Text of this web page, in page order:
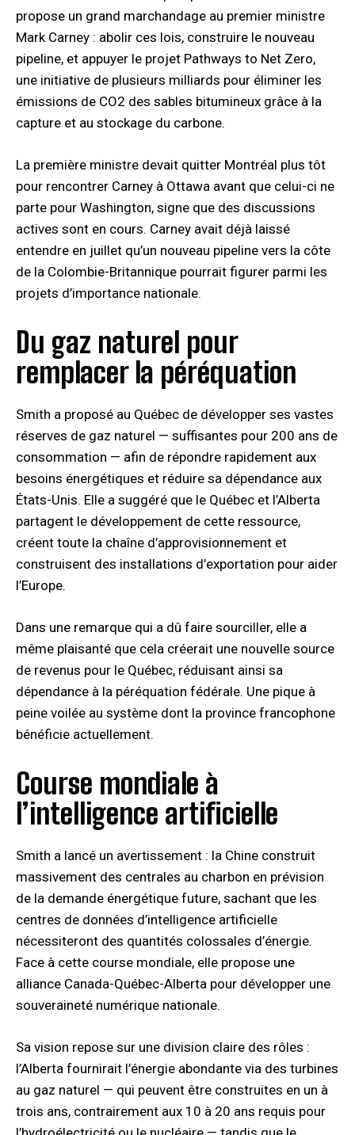
propose un grand marchandage au premier ministre
Mark Carney : abolir ces lois, construire le nouveau
pipeline, et appuyer le projet Pathways to Net Zero,
une initiative de plusieurs milliards pour éliminer les
émissions de CO2 des sables bitumineux grâce à la
capture et au stockage du carbone.
La première ministre devait quitter Montréal plus tôt
pour rencontrer Carney à Ottawa avant que celui-ci ne
parte pour Washington, signe que des discussions
actives sont en cours. Carney avait déjà laissé
entendre en juillet qu’un nouveau pipeline vers la côte
de la Colombie-Britannique pourrait figurer parmi les
projets d’importance nationale.
Du gaz naturel pour
remplacer la péréquation
Smith a proposé au Québec de développer ses vastes
réserves de gaz naturel — suffisantes pour 200 ans de
consommation — afin de répondre rapidement aux
besoins énergétiques et réduire sa dépendance aux
États-Unis. Elle a suggéré que le Québec et l’Alberta
partagent le développement de cette ressource,
créent toute la chaîne d’approvisionnement et
construisent des installations d’exportation pour aider
l’Europe.
Dans une remarque qui a dû faire sourciller, elle a
même plaisanté que cela créerait une nouvelle source
de revenus pour le Québec, réduisant ainsi sa
dépendance à la péréquation fédérale. Une pique à
peine voilée au système dont la province francophone
bénéficie actuellement.
Course mondiale à
l’intelligence artificielle
Smith a lancé un avertissement : la Chine construit
massivement des centrales au charbon en prévision
de la demande énergétique future, sachant que les
centres de données d’intelligence artificielle
nécessiteront des quantités colossales d’énergie.
Face à cette course mondiale, elle propose une
alliance Canada-Québec-Alberta pour développer une
souveraineté numérique nationale.
Sa vision repose sur une division claire des rôles :
l’Alberta fournirait l’énergie abondante via des turbines
au gaz naturel — qui peuvent être construites en un à
trois ans, contrairement aux 10 à 20 ans requis pour